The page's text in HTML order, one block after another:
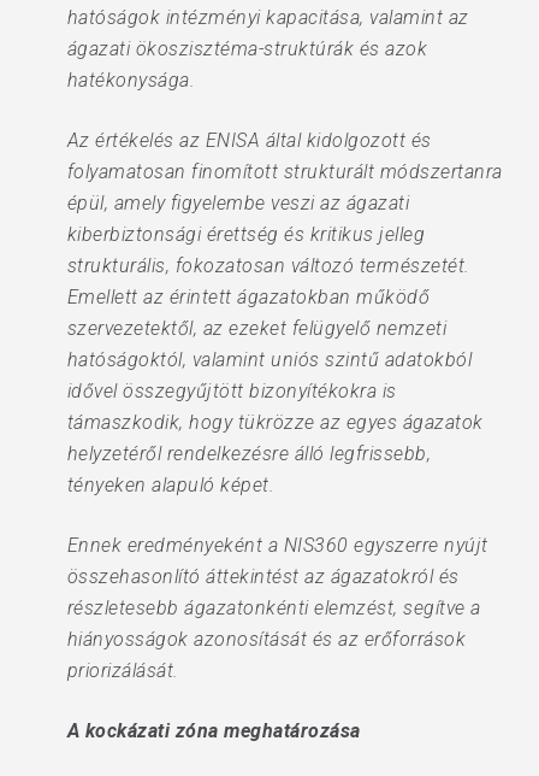
hatóságok intézményi kapacitása, valamint az
ágazati ökoszisztéma-struktúrák és azok
hatékonysága.
Az értékelés az ENISA által kidolgozott és
folyamatosan finomított strukturált módszertanra
épül, amely figyelembe veszi az ágazati
kiberbiztonsági érettség és kritikus jelleg
strukturális, fokozatosan változó természetét.
Emellett az érintett ágazatokban működő
szervezetektől, az ezeket felügyelő nemzeti
hatóságoktól, valamint uniós szintű adatokból
idővel összegyűjtött bizonyítékokra is
támaszkodik, hogy tükrözze az egyes ágazatok
helyzetéről rendelkezésre álló legfrissebb,
tényeken alapuló képet.
Ennek eredményeként a NIS360 egyszerre nyújt
összehasonlító áttekintést az ágazatokról és
részletesebb ágazatonkénti elemzést, segítve a
hiányosságok azonosítását és az erőforrások
priorizálását.
A kockázati zóna meghatározása